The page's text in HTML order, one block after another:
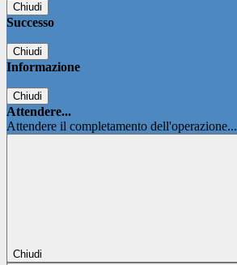
Chiudi
Successo
Chiudi
Informazione
Chiudi
Attendere...
Attendere il completamento dell'operazione...
Chiudi